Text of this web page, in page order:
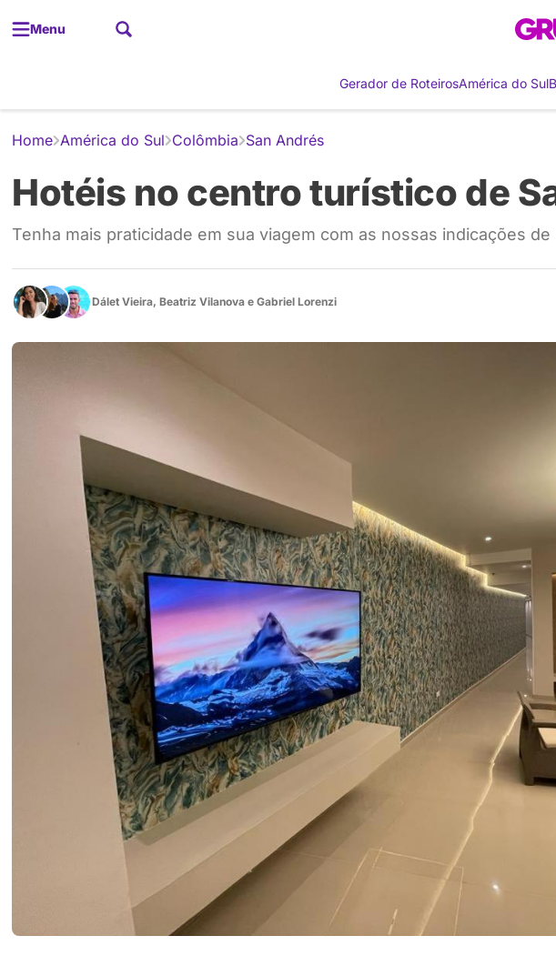
Menu
Gerador de RoteirosAmérica do Sul
Home América do Sul Colômbia San Andrés
Hotéis no centro turístico de
Tenha mais praticidade em sua viagem com as nossas indicações
Dálet Vieira, Beatriz Vilanova e Gabriel Lorenzi